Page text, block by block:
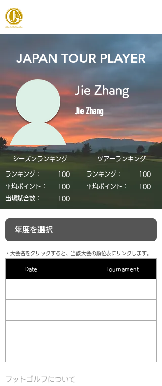
JAPAN TOUR PLAYER
Jie Zhang
Jie Zhang
シーズンランキング
ランキング：
​100
平均ポイント：
​100
​出場試合数：
​100
​ツアーランキング
ランキング：
​100
平均ポイント：
​100
​・大会名をクリックすると、当該大会の順位表にリンクします。
Date Tournament
フットゴルフについて